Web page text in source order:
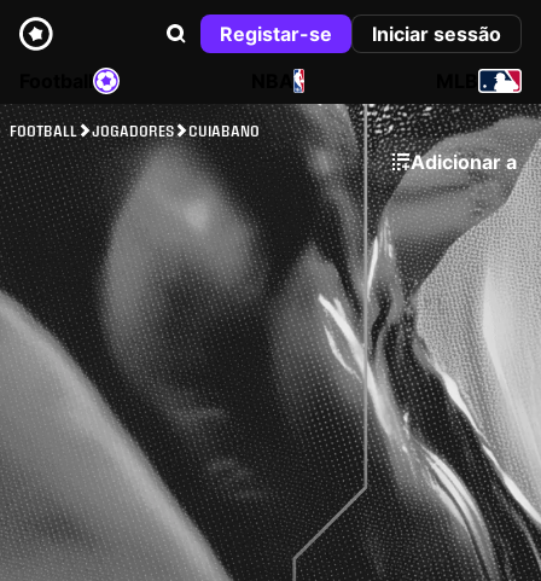
Registar-se
Iniciar sessão
NBA
FOOTBALL JOGADORES CUIABANO
Adicionar a